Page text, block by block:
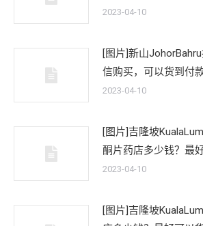
2023-04-10
[图片]新山
信购买，可以货到付
2023-04-10
[图片]吉隆坡
酮片药店多少钱？最
2023-04-10
[图片]吉隆坡